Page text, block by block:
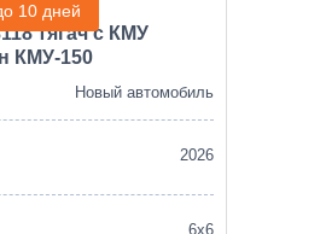
10 дней
тягач с КМУ
КМУ-150
Новый автомобиль
2026
6х6